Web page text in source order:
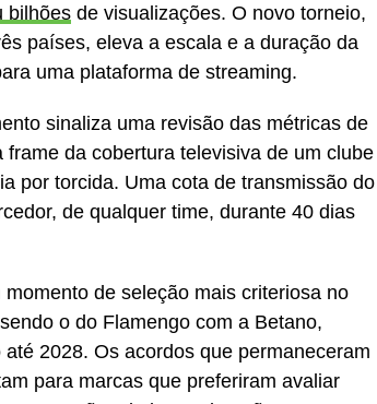
bilhões de visualizações. O novo torneio,
países, eleva a escala e a duração da
uma plataforma de streaming.
sinaliza uma revisão das métricas de
da cobertura televisiva de um clube
por torcida. Uma cota de transmissão do
de qualquer time, durante 40 dias
de seleção mais criteriosa no
o do Flamengo com a Betano,
2028. Os acordos que permaneceram
para marcas que preferiram avaliar